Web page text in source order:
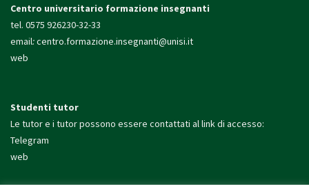
Centro universitario formazione insegnanti
tel. 0575 926230-32-33
email:centro.formazione.insegnanti@unisi.it
web
Studenti tutor
Le tutor e i tutor possono essere contattati al link di accesso:
Telegram
web